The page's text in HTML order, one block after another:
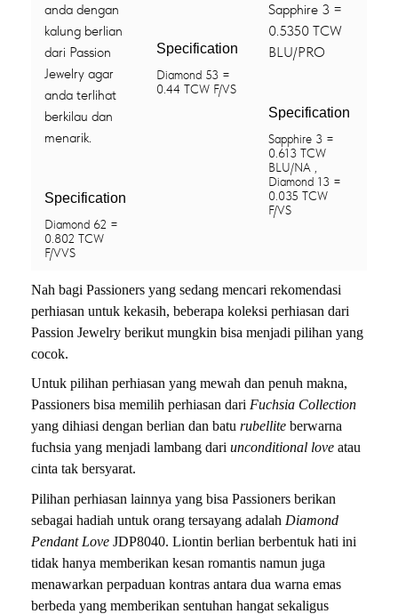
anda dengan
kalung berlian
dari Passion
Jewelry agar
anda terlihat
berkilau dan
menarik.
Specification
Diamond 62 =
0.802 TCW
F/VVS
Specification
Diamond 53 =
0.44 TCW F/VS
Sapphire 3 =
0.5350 TCW
BLU/PRO
Specification
Sapphire 3 =
0.613 TCW
BLU/NA ,
Diamond 13 =
0.035 TCW
F/VS
Nah bagi Passioners yang sedang mencari rekomendasi
perhiasan untuk kekasih, beberapa koleksi perhiasan dari
Passion Jewelry berikut mungkin bisa menjadi pilihan yang
cocok.
Untuk pilihan perhiasan yang mewah dan penuh makna,
Passioners bisa memilih perhiasan dari Fuchsia Collection
yang dihiasi dengan berlian dan batu rubellite berwarna
fuchsia yang menjadi lambang dari unconditional love atau
cinta tak bersyarat.
Pilihan perhiasan lainnya yang bisa Passioners berikan
sebagai hadiah untuk orang tersayang adalah Diamond
Pendant Love JDP8040. Liontin berlian berbentuk hati ini
tidak hanya memberikan kesan romantis namun juga
menawarkan perpaduan kontras antara dua warna emas
berbeda yang memberikan sentuhan hangat sekaligus